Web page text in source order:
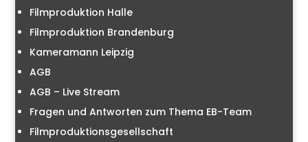
Filmproduktion Halle
Filmproduktion Brandenburg
Kameramann Leipzig
AGB
AGB – Live Stream
Fragen und Antworten zum Thema EB-Team
Filmproduktionsgesellschaft